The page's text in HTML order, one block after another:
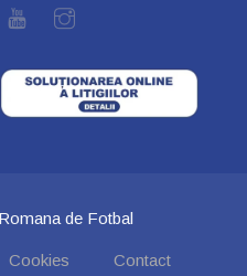
de Fotbal
Cookies Contact